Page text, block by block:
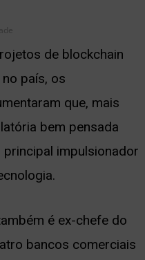
de blockchain
país, os
que, mais
bem pensada
impulsionador
é ex-chefe do
bancos comerciais